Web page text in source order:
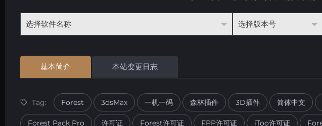
基本简介 本站变更日志
Tag: Forest 3dsMax 一机一码 森林插件 3D插件 简体中文
Forest Pack Pro 许可证 Forest许可证 FPP许可证 iToo许可证